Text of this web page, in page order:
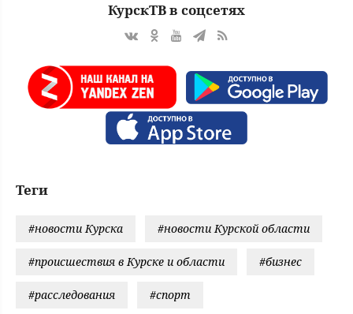
КурскТВ в соцсетях
Теги
#новости Курска #новости Курской области
#происшествия в Курске и области #бизнес
#расследования #спорт